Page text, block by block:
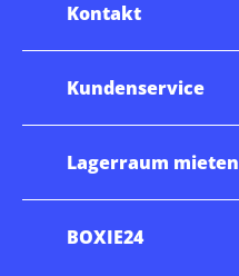
Kontakt
Kundenservice
Lagerraum mieten
BOXIE24